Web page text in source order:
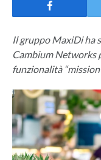
Il gruppo MaxiDi ha
Cambium Networks
funzionalità